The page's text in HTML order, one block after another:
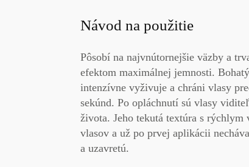
Návod na použitie
Pôsobí na najvnútornejšie väzby a
efektom maximálnej jemnosti.
intenzívne vyživuje a chráni vlasy
sekúnd. Po opláchnutí sú vlasy
života. Jeho tekutá textúra s rýchlym
vlasov a už po prvej aplikácii
a uzavretú.